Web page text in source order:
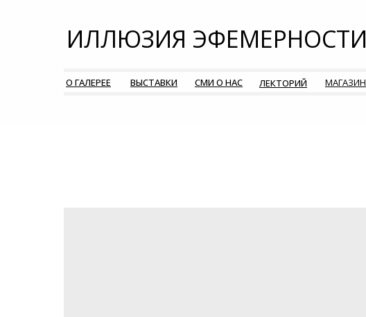
МАГАЗИН
ЛЕКТОРИЙ
СМИ О НАС
ВЫСТАВКИ
О ГАЛЕРЕЕ
ИЛЛЮЗИЯ ЭФЕМЕРНОСТИ